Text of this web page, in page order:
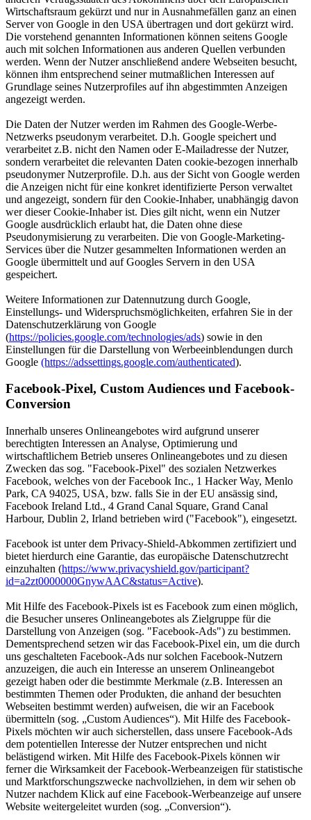
Wirtschaftsraum gekürzt und nur in Ausnahmefällen ganz an einen
Server von Google in den USA übertragen und dort gekürzt wird.
Die vorstehend genannten Informationen können seitens Google
auch mit solchen Informationen aus anderen Quellen verbunden
werden. Wenn der Nutzer anschließend andere Webseiten besucht,
können ihm entsprechend seiner mutmaßlichen Interessen auf
Grundlage seines Nutzerprofiles auf ihn abgestimmten Anzeigen
angezeigt werden.
Die Daten der Nutzer werden im Rahmen des Google-Werbe-
Netzwerks pseudonym verarbeitet. D.h. Google speichert und
verarbeitet z.B. nicht den Namen oder E-Mailadresse der Nutzer,
sondern verarbeitet die relevanten Daten cookie-bezogen innerhalb
pseudonymer Nutzerprofile. D.h. aus der Sicht von Google werden
die Anzeigen nicht für eine konkret identifizierte Person verwaltet
und angezeigt, sondern für den Cookie-Inhaber, unabhängig davon
wer dieser Cookie-Inhaber ist. Dies gilt nicht, wenn ein Nutzer
Google ausdrücklich erlaubt hat, die Daten ohne diese
Pseudonymisierung zu verarbeiten. Die von Google-Marketing-
Services über die Nutzer gesammelten Informationen werden an
Google übermittelt und auf Googles Servern in den USA
gespeichert.
Weitere Informationen zur Datennutzung durch Google,
Einstellungs- und Widerspruchsmöglichkeiten, erfahren Sie in der
Datenschutzerklärung von Google
(https://policies.google.com/technologies/ads) sowie in den
Einstellungen für die Darstellung von Werbeeinblendungen durch
Google (https://adssettings.google.com/authenticated).
Facebook-Pixel, Custom Audiences und Facebook-
Conversion
Innerhalb unseres Onlineangebotes wird aufgrund unserer
berechtigten Interessen an Analyse, Optimierung und
wirtschaftlichem Betrieb unseres Onlineangebotes und zu diesen
Zwecken das sog. "Facebook-Pixel" des sozialen Netzwerkes
Facebook, welches von der Facebook Inc., 1 Hacker Way, Menlo
Park, CA 94025, USA, bzw. falls Sie in der EU ansässig sind,
Facebook Ireland Ltd., 4 Grand Canal Square, Grand Canal
Harbour, Dublin 2, Irland betrieben wird ("Facebook"), eingesetzt.
Facebook ist unter dem Privacy-Shield-Abkommen zertifiziert und
bietet hierdurch eine Garantie, das europäische Datenschutzrecht
einzuhalten (https://www.privacyshield.gov/participant?
id=a2zt0000000GnywAAC&status=Active).
Mit Hilfe des Facebook-Pixels ist es Facebook zum einen möglich,
die Besucher unseres Onlineangebotes als Zielgruppe für die
Darstellung von Anzeigen (sog. "Facebook-Ads") zu bestimmen.
Dementsprechend setzen wir das Facebook-Pixel ein, um die durch
uns geschalteten Facebook-Ads nur solchen Facebook-Nutzern
anzuzeigen, die auch ein Interesse an unserem Onlineangebot
gezeigt haben oder die bestimmte Merkmale (z.B. Interessen an
bestimmten Themen oder Produkten, die anhand der besuchten
Webseiten bestimmt werden) aufweisen, die wir an Facebook
übermitteln (sog. „Custom Audiences“). Mit Hilfe des Facebook-
Pixels möchten wir auch sicherstellen, dass unsere Facebook-Ads
dem potentiellen Interesse der Nutzer entsprechen und nicht
belästigend wirken. Mit Hilfe des Facebook-Pixels können wir
ferner die Wirksamkeit der Facebook-Werbeanzeigen für statistische
und Marktforschungszwecke nachvollziehen, in dem wir sehen ob
Nutzer nachdem Klick auf eine Facebook-Werbeanzeige auf unsere
Website weitergeleitet wurden (sog. „Conversion“).